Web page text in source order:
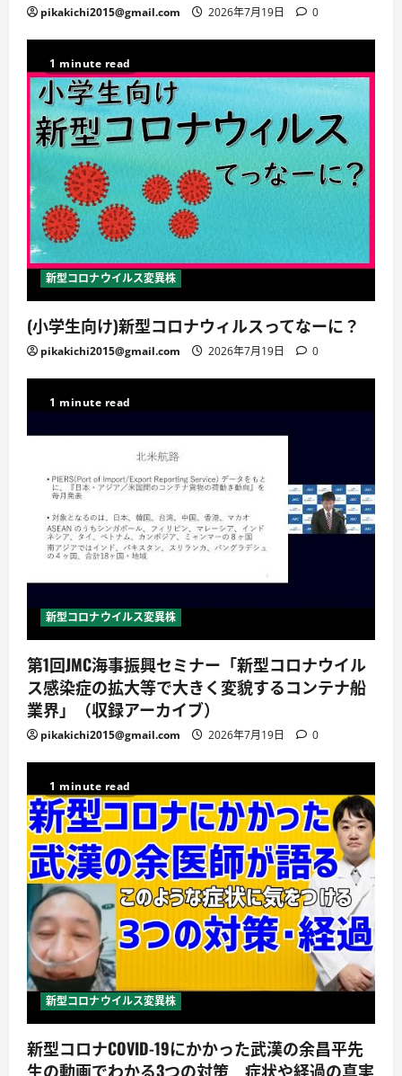
pikakichi2015@gmail.com 2026年7月19日 0
1 minute read
新型コロナウイルス変異株
(小学生向け)新型コロナウィルスってなーに？
pikakichi2015@gmail.com 2026年7月19日 0
1 minute read
新型コロナウイルス変異株
第1回JMC海事振興セミナー「新型コロナウイル
ス感染症の拡大等で大きく変貌するコンテナ船
業界」（収録アーカイブ）
pikakichi2015@gmail.com 2026年7月19日 0
1 minute read
新型コロナウイルス変異株
新型コロナCOVID-19にかかった武漢の余昌平先
生の動画でわかる3つの対策 症状や経過の真実